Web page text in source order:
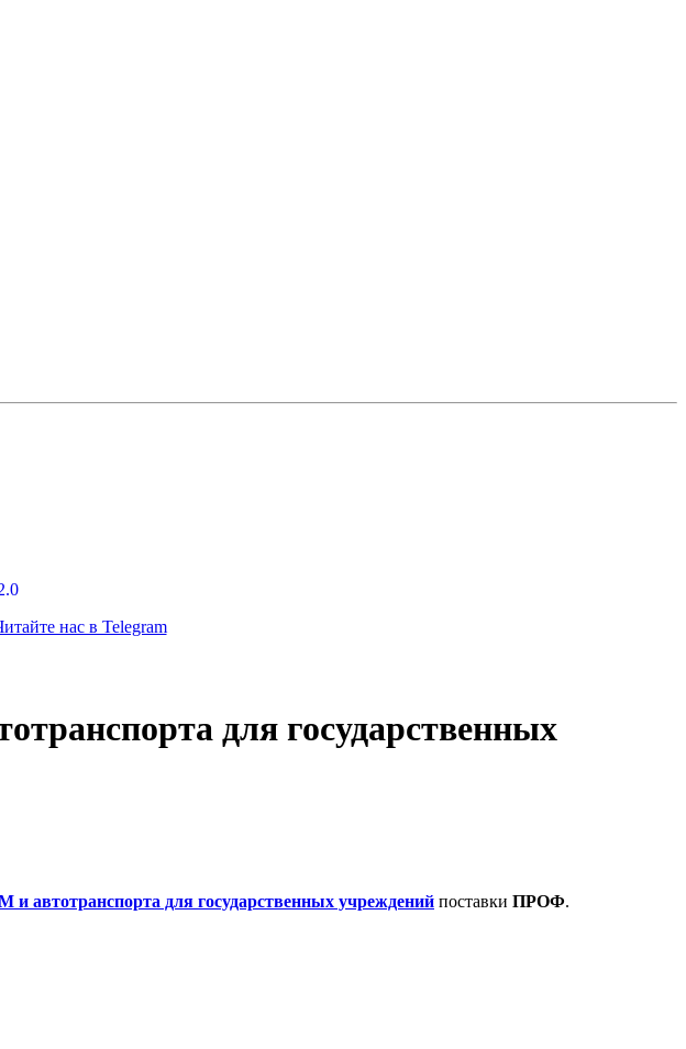
нас в Telegram
для государственных
автотранспорта для государственных учреждений поставки ПРОФ.